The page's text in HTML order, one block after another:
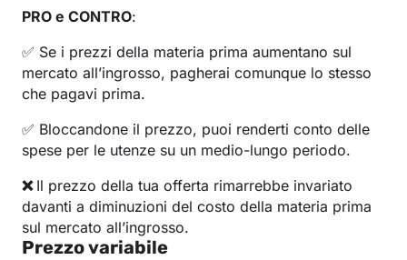
PRO e CONTRO:
✅ Se i prezzi della materia prima aumentano sul
mercato all’ingrosso, pagherai comunque lo stesso
che pagavi prima.
✅ Bloccandone il prezzo, puoi renderti conto delle
spese per le utenze su un medio-lungo periodo.
❌ Il prezzo della tua offerta rimarrebbe invariato
davanti a diminuzioni del costo della materia prima
sul mercato all’ingrosso.
Prezzo variabile